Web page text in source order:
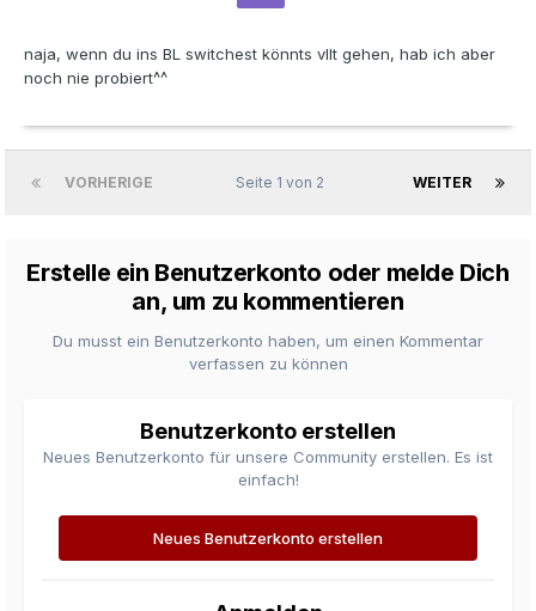
naja, wenn du ins BL switchest könnts vllt gehen, hab ich aber
noch nie probiert^^
VORHERIGE WEITER
Seite 1 von 2
Erstelle ein Benutzerkonto oder melde Dich
an, um zu kommentieren
Du musst ein Benutzerkonto haben, um einen Kommentar
verfassen zu können
Benutzerkonto erstellen
Neues Benutzerkonto für unsere Community erstellen. Es ist
einfach!
Neues Benutzerkonto erstellen